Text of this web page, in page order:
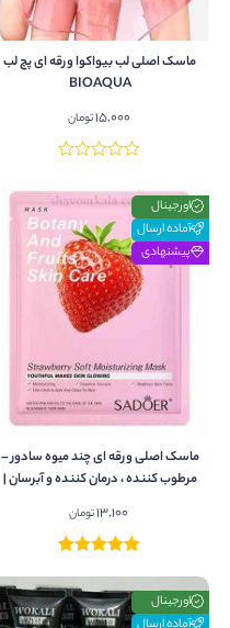
ماسک اصلی لب بیواکوا ورقه ای پچ لب
BIOAQUA
15,000تومان
اورجینال
آماده ارسال
پیشنهادی
ماسک اصلی ورقه ای چند میوه سادور –
مرطوب کننده ، درمان کننده و آبرسان |
13,100تومان
اورجینال